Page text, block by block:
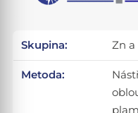
Skupina: Zn a
Metoda: